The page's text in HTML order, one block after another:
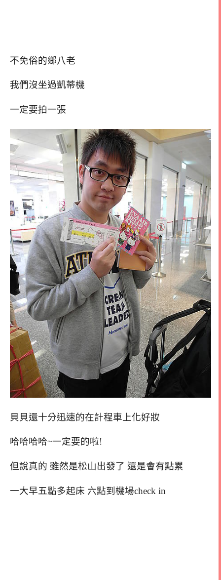
不免俗的鄉八老
我們沒坐過凱蒂機
一定要拍一張
貝貝還十分迅速的在計程車上化好妝
哈哈哈哈~一定要的啦!
但說真的 雖然是松山出發了 還是會有點累
一大早五點多起床 六點到機場check in